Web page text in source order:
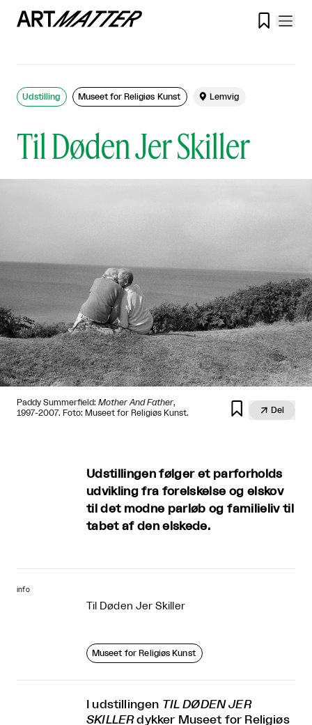

Til Døden Jer Skiller
Udstilling Museet for Religiøs Kunst  Lemvig
Paddy Summerfield: Mother And Father,
1997-2007. Foto: Museet for Religiøs Kunst.
  Del
Udstillingen følger et parforholds
udvikling fra forelskelse og elskov
til det modne parløb og familieliv til
tabet af den elskede.
info
Til Døden Jer Skiller
Museet for Religiøs Kunst
I udstillingen TIL DØDEN JER
SKILLERdykker Museet for Religiøs